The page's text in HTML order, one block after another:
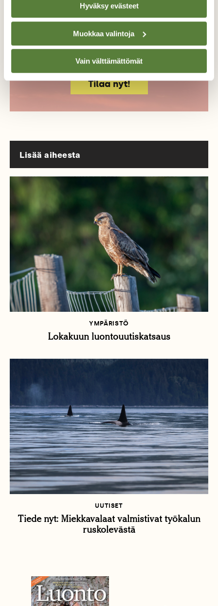
Hyväksy evästeet
Muokkaa valintoja
Vain välttämättömät
luonto- ja ympäristöjournalismia.
Tilaa Suomen Luonto ja tule mukaan
luonnonystävien joukkoon!
Alk. 3 numeroa 23,40 €.
Tilaa nyt!
Lisää aiheesta
YMPÄRISTÖ
Lokakuun luontouutiskatsaus
UUTISET
Tiede nyt: Miekkavalaat valmistivat työkalun
ruskolevästä